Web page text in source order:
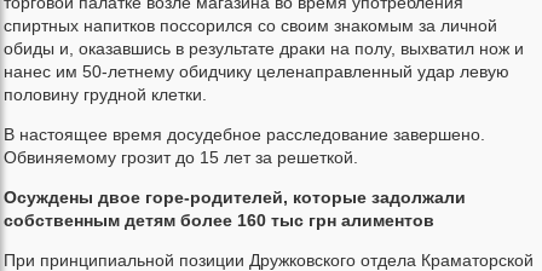
спиртных напитков поссорился со своим знакомым за личной
обиды и, оказавшись в результате драки на полу, выхватил нож и
нанес им 50-летнему обидчику целенаправленный удар левую
половину грудной клетки.
В настоящее время досудебное расследование завершено.
Обвиняемому грозит до 15 лет за решеткой.
Осуждены двое горе-родителей, которые задолжали
собственным детям более 160 тыс грн алиментов
При принципиальной позиции Дружковского отдела Краматорской